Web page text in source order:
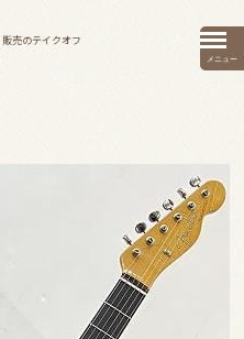
売のテイクオフ
メニュー